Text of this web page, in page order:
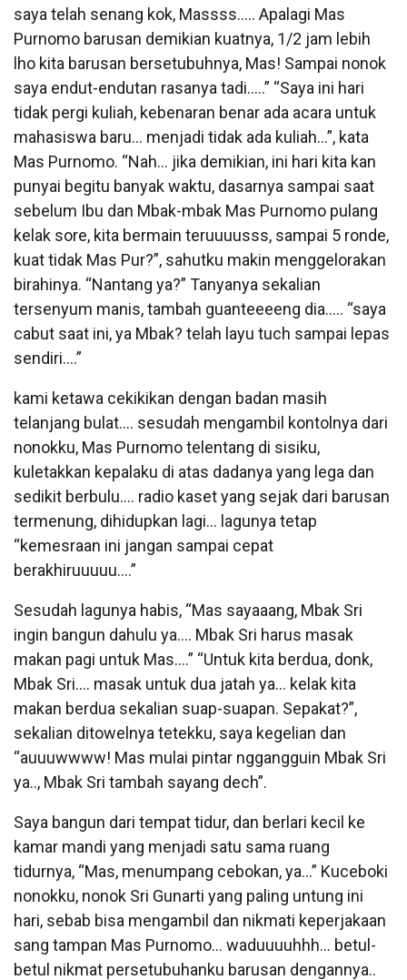
saya telah senang kok, Massss….. Apalagi Mas
Purnomo barusan demikian kuatnya, 1/2 jam lebih
lho kita barusan bersetubuhnya, Mas! Sampai nonok
saya endut-endutan rasanya tadi…..” “Saya ini hari
tidak pergi kuliah, kebenaran benar ada acara untuk
mahasiswa baru… menjadi tidak ada kuliah…”, kata
Mas Purnomo. “Nah… jika demikian, ini hari kita kan
punyai begitu banyak waktu, dasarnya sampai saat
sebelum Ibu dan Mbak-mbak Mas Purnomo pulang
kelak sore, kita bermain teruuuusss, sampai 5 ronde,
kuat tidak Mas Pur?”, sahutku makin menggelorakan
birahinya. “Nantang ya?” Tanyanya sekalian
tersenyum manis, tambah guanteeeeng dia….. “saya
cabut saat ini, ya Mbak? telah layu tuch sampai lepas
sendiri….”
kami ketawa cekikikan dengan badan masih
telanjang bulat…. sesudah mengambil kontolnya dari
nonokku, Mas Purnomo telentang di sisiku,
kuletakkan kepalaku di atas dadanya yang lega dan
sedikit berbulu…. radio kaset yang sejak dari barusan
termenung, dihidupkan lagi… lagunya tetap
“kemesraan ini jangan sampai cepat
berakhiruuuuu….”
Sesudah lagunya habis, “Mas sayaaang, Mbak Sri
ingin bangun dahulu ya…. Mbak Sri harus masak
makan pagi untuk Mas….” “Untuk kita berdua, donk,
Mbak Sri…. masak untuk dua jatah ya… kelak kita
makan berdua sekalian suap-suapan. Sepakat?”,
sekalian ditowelnya tetekku, saya kegelian dan
“auuuwwww! Mas mulai pintar nggangguin Mbak Sri
ya.., Mbak Sri tambah sayang dech”.
Saya bangun dari tempat tidur, dan berlari kecil ke
kamar mandi yang menjadi satu sama ruang
tidurnya, “Mas, menumpang cebokan, ya…” Kuceboki
nonokku, nonok Sri Gunarti yang paling untung ini
hari, sebab bisa mengambil dan nikmati keperjakaan
sang tampan Mas Purnomo… waduuuuhhh… betul-
betul nikmat persetubuhanku barusan dengannya..